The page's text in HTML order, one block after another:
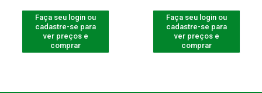
Faça seu login ou
cadastre-se para
ver preços e
comprar
Faça seu login ou
cadastre-se para
ver preços e
comprar